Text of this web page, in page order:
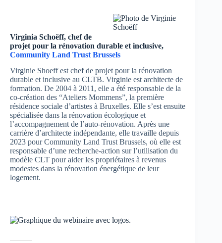
Virginia Schoëff, chef de
projet pour la rénovation durable et inclusive,
Community Land Trust Brussels
Virginie Shoeff est chef de projet pour la rénovation
durable et inclusive au CLTB. Virginie est architecte de
formation. De 2004 à 2011, elle a été responsable de la
co-création des “Ateliers Mommens”, la première
résidence sociale d’artistes à Bruxelles. Elle s’est ensuite
spécialisée dans la rénovation écologique et
l’accompagnement de l’auto-rénovation. Après une
carrière d’architecte indépendante, elle travaille depuis
2023 pour Community Land Trust Brussels, où elle est
responsable d’une recherche-action sur l’utilisation du
modèle CLT pour aider les propriétaires à revenus
modestes dans la rénovation énergétique de leur
logement.